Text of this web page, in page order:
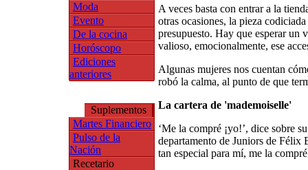
Moda
Evento
De la cocina
Horóscopo
Ediciones
anteriores
Suplementos
Martes Financiero
Pulso de la
Nación
Recetario
A veces basta con entrar a la
otras ocasiones, la pieza
presupuesto. Hay que esperar un
valioso, emocionalmente, ese
Algunas mujeres nos cuentan
robó la calma, al punto de que
La cartera de 'mademoiselle'
‘Me la compré ¡yo!’, dice sobre
departamento de Juniors de Félix
tan especial para mí, me la